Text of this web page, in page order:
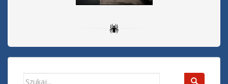
Search